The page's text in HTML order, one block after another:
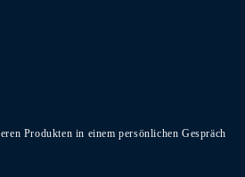
Produkten in einem persönlichen Gespräch